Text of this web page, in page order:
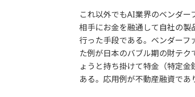
これ以外でもAI業界のベンダ
相手にお金を融通して自社の
行った手段である。ベンダー
た例が日本のバブル期の財テ
ょうと持ち掛けて特金（特定
ある。応用例が不動産融資であ